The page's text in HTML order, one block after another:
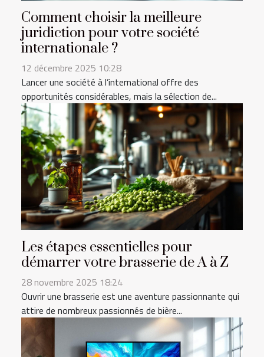
Comment choisir la meilleure
juridiction pour votre société
internationale ?
12 décembre 2025 10:28
Lancer une société à l’international offre des
opportunités considérables, mais la sélection de...
Les étapes essentielles pour
démarrer votre brasserie de A à Z
28 novembre 2025 18:24
Ouvrir une brasserie est une aventure passionnante qui
attire de nombreux passionnés de bière...